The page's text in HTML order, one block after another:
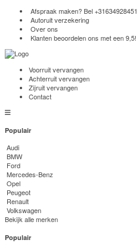
Afspraak maken? Bel+31634928451
Autoruit verzekering
Over ons
Klanten beoordelen ons met een 9,5!
Voorruit vervangen
Achterruit vervangen
Zijruit vervangen
Contact
Populair
Audi
BMW
Ford
Mercedes-Benz
Opel
Peugeot
Renault
Volkswagen
Bekijk alle merken
Populair